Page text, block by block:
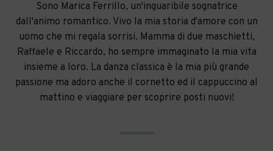
Sono Marica Ferrillo, un'inguaribile sognatrice
dall'animo romantico. Vivo la mia storia d'amore con un
uomo che mi regala sorrisi. Mamma di due maschietti,
Raffaele e Riccardo, ho sempre immaginato la mia vita
insieme a loro. La danza classica è la mia più grande
passione ma adoro anche il cornetto ed il cappuccino al
mattino e viaggiare per scoprire posti nuovi!